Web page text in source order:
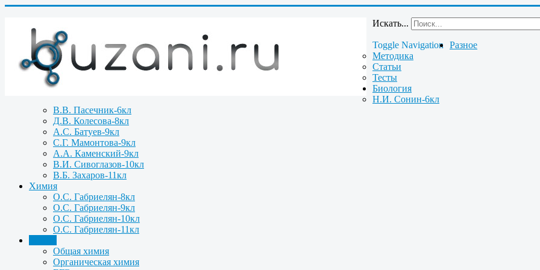
Искать...
Toggle Navigation
Разное
Методика
Статьи
Тесты
Биология
Н.И. Сонин-6кл
В.В. Пасечник-6кл
Д.В. Колесова-8кл
А.С. Батуев-9кл
С.Г. Мамонтова-9кл
А.А. Каменский-9кл
В.И. Сивоглазов-10кл
В.Б. Захаров-11кл
Химия
О.С. Габриелян-8кл
О.С. Габриелян-9кл
О.С. Габриелян-10кл
О.С. Габриелян-11кл
Общая химия
Органическая химия